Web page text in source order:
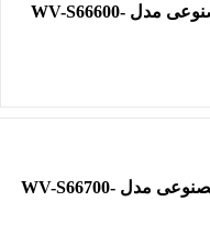
دوربین PTZ سریع با موتور هوش مصنوعی مدل WV-S66600-
دوربین PTZ سریع با موتور هوش مصنوعی مدل WV-S66700-